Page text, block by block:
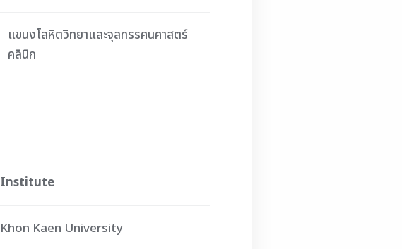
แขนงโลหิตวิทยาและจุลทรรศนศาสตร์
คลินิก
Institute
Khon Kaen University